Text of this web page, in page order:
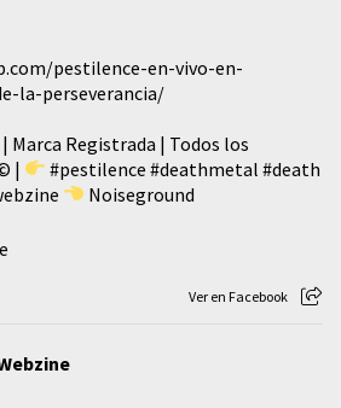
pestilence-en-vivo-en-
la-perseverancia/
Marca Registrada | Todos los
|
#pestilence #deathmetal #death
Noiseground
Ver en Facebook